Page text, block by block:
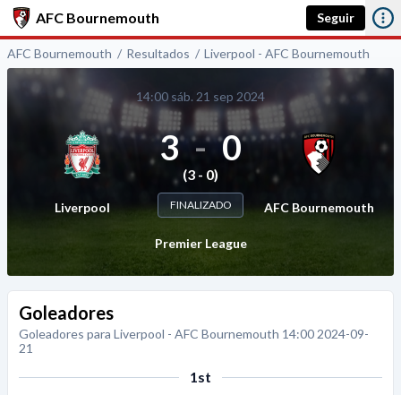
AFC Bournemouth Seguir
AFC Bournemouth Resultados Liverpool - AFC Bournemouth
14:00 sáb. 21 sep 2024
Liverpool
3 - 0
(3 - 0)
FINALIZADO AFC Bournemouth
Premier League
Goleadores
Goleadores para Liverpool - AFC Bournemouth 14:00 2024-09-
21
1st